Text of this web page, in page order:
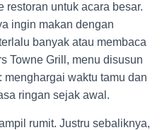
restoran untuk acara besar.
ingin makan dengan
banyak atau membaca
Towne Grill, menu disusun
waktu tamu dan
ringan sejak awal.
rumit. Justru sebaliknya,